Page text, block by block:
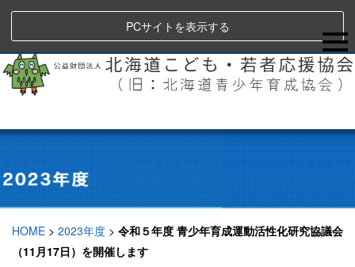
PCサイトを表示する
HOME > 2023年度 > 令和５年度 青少年育成運動活性化研究協議会
（11月17日）を開催します